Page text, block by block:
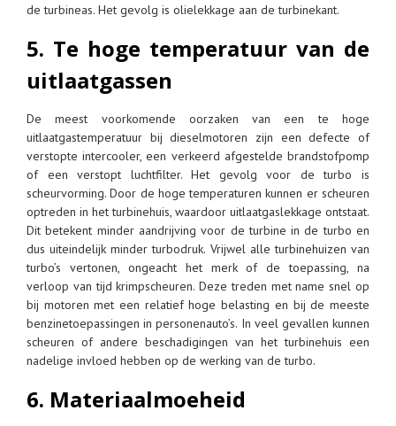
de turbineas. Het gevolg is olielekkage aan de turbinekant.
5. Te hoge temperatuur van de
uitlaatgassen
De meest voorkomende oorzaken van een te hoge
uitlaatgastemperatuur bij dieselmotoren zijn een defecte of
verstopte intercooler, een verkeerd afgestelde brandstofpomp
of een verstopt luchtfilter. Het gevolg voor de turbo is
scheurvorming. Door de hoge temperaturen kunnen er scheuren
optreden in het turbinehuis, waardoor uitlaatgaslekkage ontstaat.
Dit betekent minder aandrijving voor de turbine in de turbo en
dus uiteindelijk minder turbodruk. Vrijwel alle turbinehuizen van
turbo’s vertonen, ongeacht het merk of de toepassing, na
verloop van tijd krimpscheuren. Deze treden met name snel op
bij motoren met een relatief hoge belasting en bij de meeste
benzinetoepassingen in personenauto’s. In veel gevallen kunnen
scheuren of andere beschadigingen van het turbinehuis een
nadelige invloed hebben op de werking van de turbo.
6. Materiaalmoeheid